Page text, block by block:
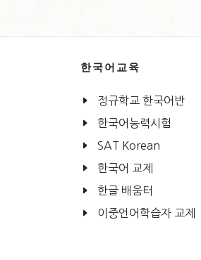
한국어교육
정규학교 한국어반
한국어능력시험
SAT Korean
한국어 교제
한글 배움터
이중언어학습자 교제